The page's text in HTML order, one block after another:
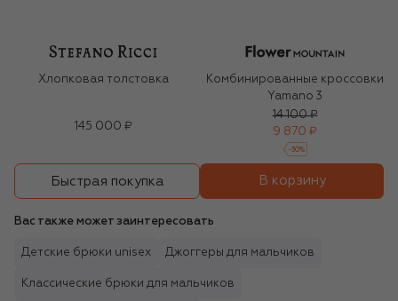
Хлопковая толстовка
145 000 ₽
Комбинированные кроссовки
Yamano 3
14 100 ₽
9 870 ₽
-30%
Быстрая покупка В корзину
Вас также может заинтересовать
Детские брюки unisex Джоггеры для мальчиков
Классические брюки для мальчиков